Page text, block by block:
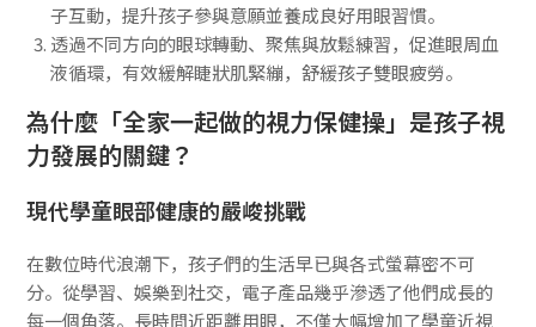
子互動，提升孩子參與意願並養成良好用眼習慣。
透過不同方向的眼球轉動、聚焦與放鬆練習，促進眼周血
液循環，有效緩解睫狀肌緊繃，舒緩孩子雙眼疲勞。
為什麼「全家一起做的視力保健操」是孩子視
力發展的關鍵？
現代學童眼部健康的嚴峻挑戰
在數位時代浪潮下，孩子們的生活早已與各式螢幕密不可
分。從學習、娛樂到社交，電子產品幾乎滲透了他們成長的
每一個角落。長時間近距離用眼，不僅大幅增加了學童近視